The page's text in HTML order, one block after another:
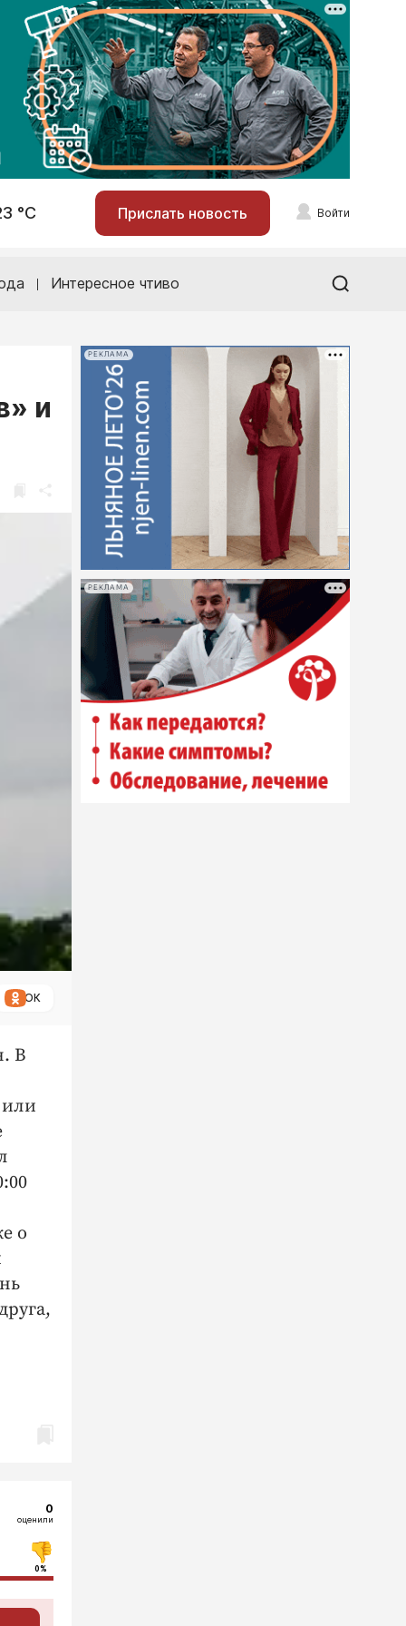
°С Прислать новость Войти
Интересное чтиво
и
ОК
В
или
о
РЕКЛАМА
РЕКЛАМА
0
оценили
0%